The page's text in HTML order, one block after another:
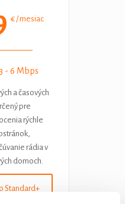
€ / mesiac
- 6 Mbps
a časových
pre
rýchle
rádia v
domoch.
Standard+